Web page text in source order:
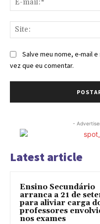
Salve meu nome, e-mail
vez que eu comentar.
-
Latest article
Ensino Secundário
arranca a 21 de
para aliviar carga
professores
nos exames